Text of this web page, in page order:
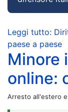
Leggi tutto:
paese a paese
Minore
online:
Arresto all'estero